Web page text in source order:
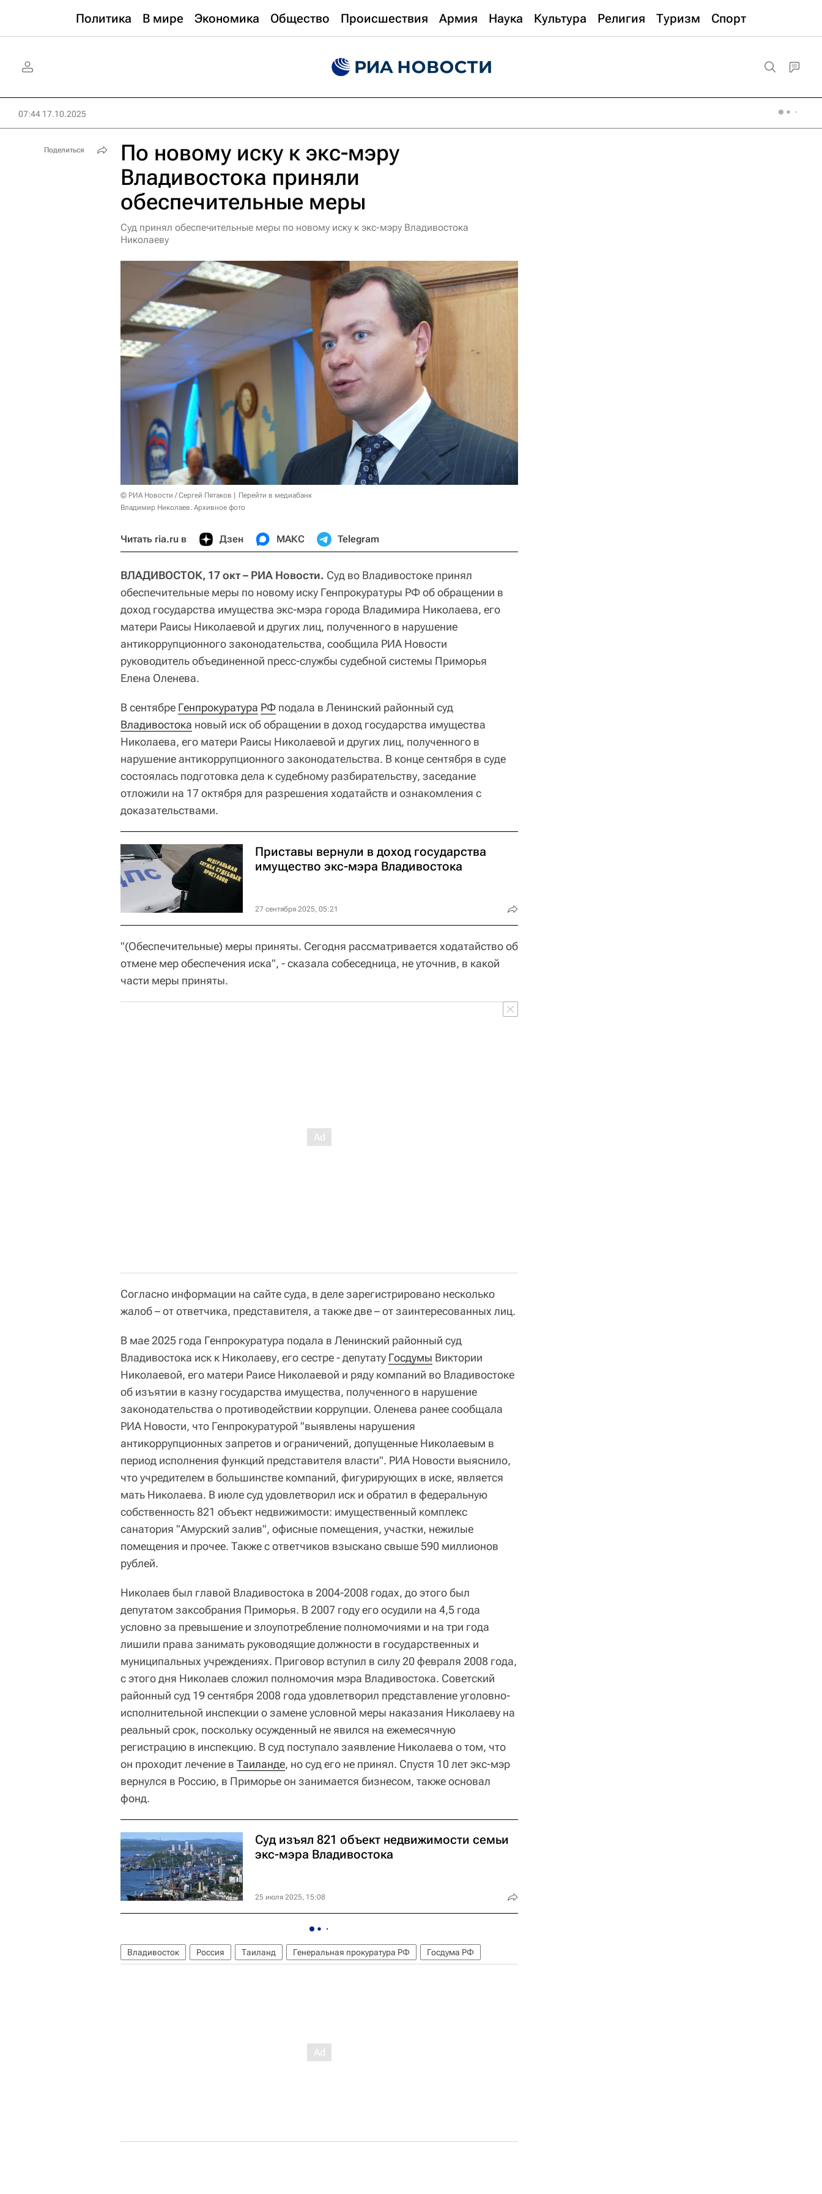
Политика В мире Экономика Общество Происшествия Армия Наука Культура Религия Туризм Спорт
07:44 17.10.2025
По новому иску к экс-мэру
Владивостока приняли
обеспечительные меры
Суд принял обеспечительные меры по новому иску к экс-мэру Владивостока
Николаеву
© РИА Новости / Сергей Пятаков
Перейти в медиабанк
Владимир Николаев. Архивное фото
Читать ria.ru в Дзен МАКС Telegram
ВЛАДИВОСТОК, 17 окт – РИА Новости. Суд во Владивостоке принял
обеспечительные меры по новому иску Генпрокуратуры РФ об обращении в
доход государства имущества экс-мэра города Владимира Николаева, его
матери Раисы Николаевой и других лиц, полученного в нарушение
антикоррупционного законодательства, сообщила РИА Новости
руководитель объединенной пресс-службы судебной системы Приморья
Елена Оленева.
В сентябре Генпрокуратура РФ подала в Ленинский районный суд
Владивостока новый иск об обращении в доход государства имущества
Николаева, его матери Раисы Николаевой и других лиц, полученного в
нарушение антикоррупционного законодательства. В конце сентября в суде
состоялась подготовка дела к судебному разбирательству, заседание
отложили на 17 октября для разрешения ходатайств и ознакомления с
доказательствами.
Приставы вернули в доход государства
имущество экс-мэра Владивостока
27 сентября 2025, 05:21
"(Обеспечительные) меры приняты. Сегодня рассматривается ходатайство об
отмене мер обеспечения иска", - сказала собеседница, не уточнив, в какой
части меры приняты.
Согласно информации на сайте суда, в деле зарегистрировано несколько
жалоб – от ответчика, представителя, а также две – от заинтересованных лиц.
В мае 2025 года Генпрокуратура подала в Ленинский районный суд
Владивостока иск к Николаеву, его сестре - депутату Госдумы Виктории
Николаевой, его матери Раисе Николаевой и ряду компаний во Владивостоке
об изъятии в казну государства имущества, полученного в нарушение
законодательства о противодействии коррупции. Оленева ранее сообщала
РИА Новости, что Генпрокуратурой "выявлены нарушения
антикоррупционных запретов и ограничений, допущенные Николаевым в
период исполнения функций представителя власти". РИА Новости выяснило,
что учредителем в большинстве компаний, фигурирующих в иске, является
мать Николаева. В июле суд удовлетворил иск и обратил в федеральную
собственность 821 объект недвижимости: имущественный комплекс
санатория "Амурский залив", офисные помещения, участки, нежилые
помещения и прочее. Также с ответчиков взыскано свыше 590 миллионов
рублей.
Николаев был главой Владивостока в 2004-2008 годах, до этого был
депутатом заксобрания Приморья. В 2007 году его осудили на 4,5 года
условно за превышение и злоупотребление полномочиями и на три года
лишили права занимать руководящие должности в государственных и
муниципальных учреждениях. Приговор вступил в силу 20 февраля 2008 года,
с этого дня Николаев сложил полномочия мэра Владивостока. Советский
районный суд 19 сентября 2008 года удовлетворил представление уголовно-
исполнительной инспекции о замене условной меры наказания Николаеву на
реальный срок, поскольку осужденный не явился на ежемесячную
регистрацию в инспекцию. В суд поступало заявление Николаева о том, что
он проходит лечение в Таиланде, но суд его не принял. Спустя 10 лет экс-мэр
вернулся в Россию, в Приморье он занимается бизнесом, также основал
фонд.
Суд изъял 821 объект недвижимости семьи
экс-мэра Владивостока
25 июля 2025, 15:08
Владивосток Россия Таиланд Генеральная прокуратура РФ Госдума РФ
Поделиться